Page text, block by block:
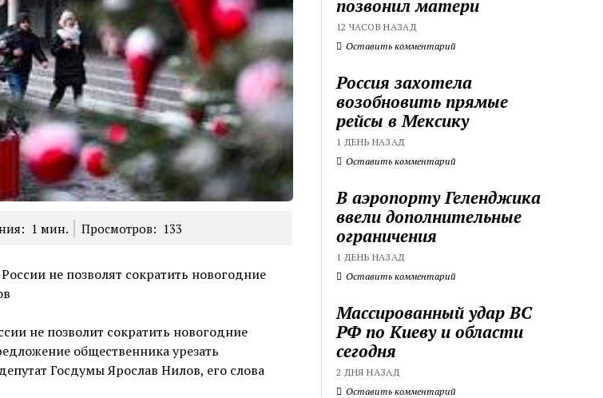
1 мин. Просмотров: 133
не позволят сократить новогодние
не позволит сократить новогодние
общественника урезать
Госдумы Ярослав Нилов, его слова
позвонил матери
12 ЧАСОВ НАЗАД
Оставить комментарий
Россия захотела
возобновить прямые
рейсы в Мексику
1 ДЕНЬ НАЗАД
Оставить комментарий
В аэропорту Геленджика
ввели дополнительные
ограничения
1 ДЕНЬ НАЗАД
Оставить комментарий
Массированный удар ВС
РФ по Киеву и области
сегодня
2 ДНЯ НАЗАД
Оставить комментарий